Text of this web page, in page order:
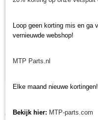
Pakkingset hydromotor 26
€ 56,34
Loop geen korting mis en ga
vernieuwde webshop!
MTP Parts.nl
Elke maand nieuwe kortingen!
Bekijk hier: MTP-parts.com